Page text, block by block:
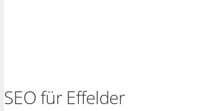
SEO für Effelder